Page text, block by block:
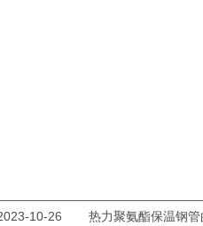
10-26 热力聚氨酯保温钢